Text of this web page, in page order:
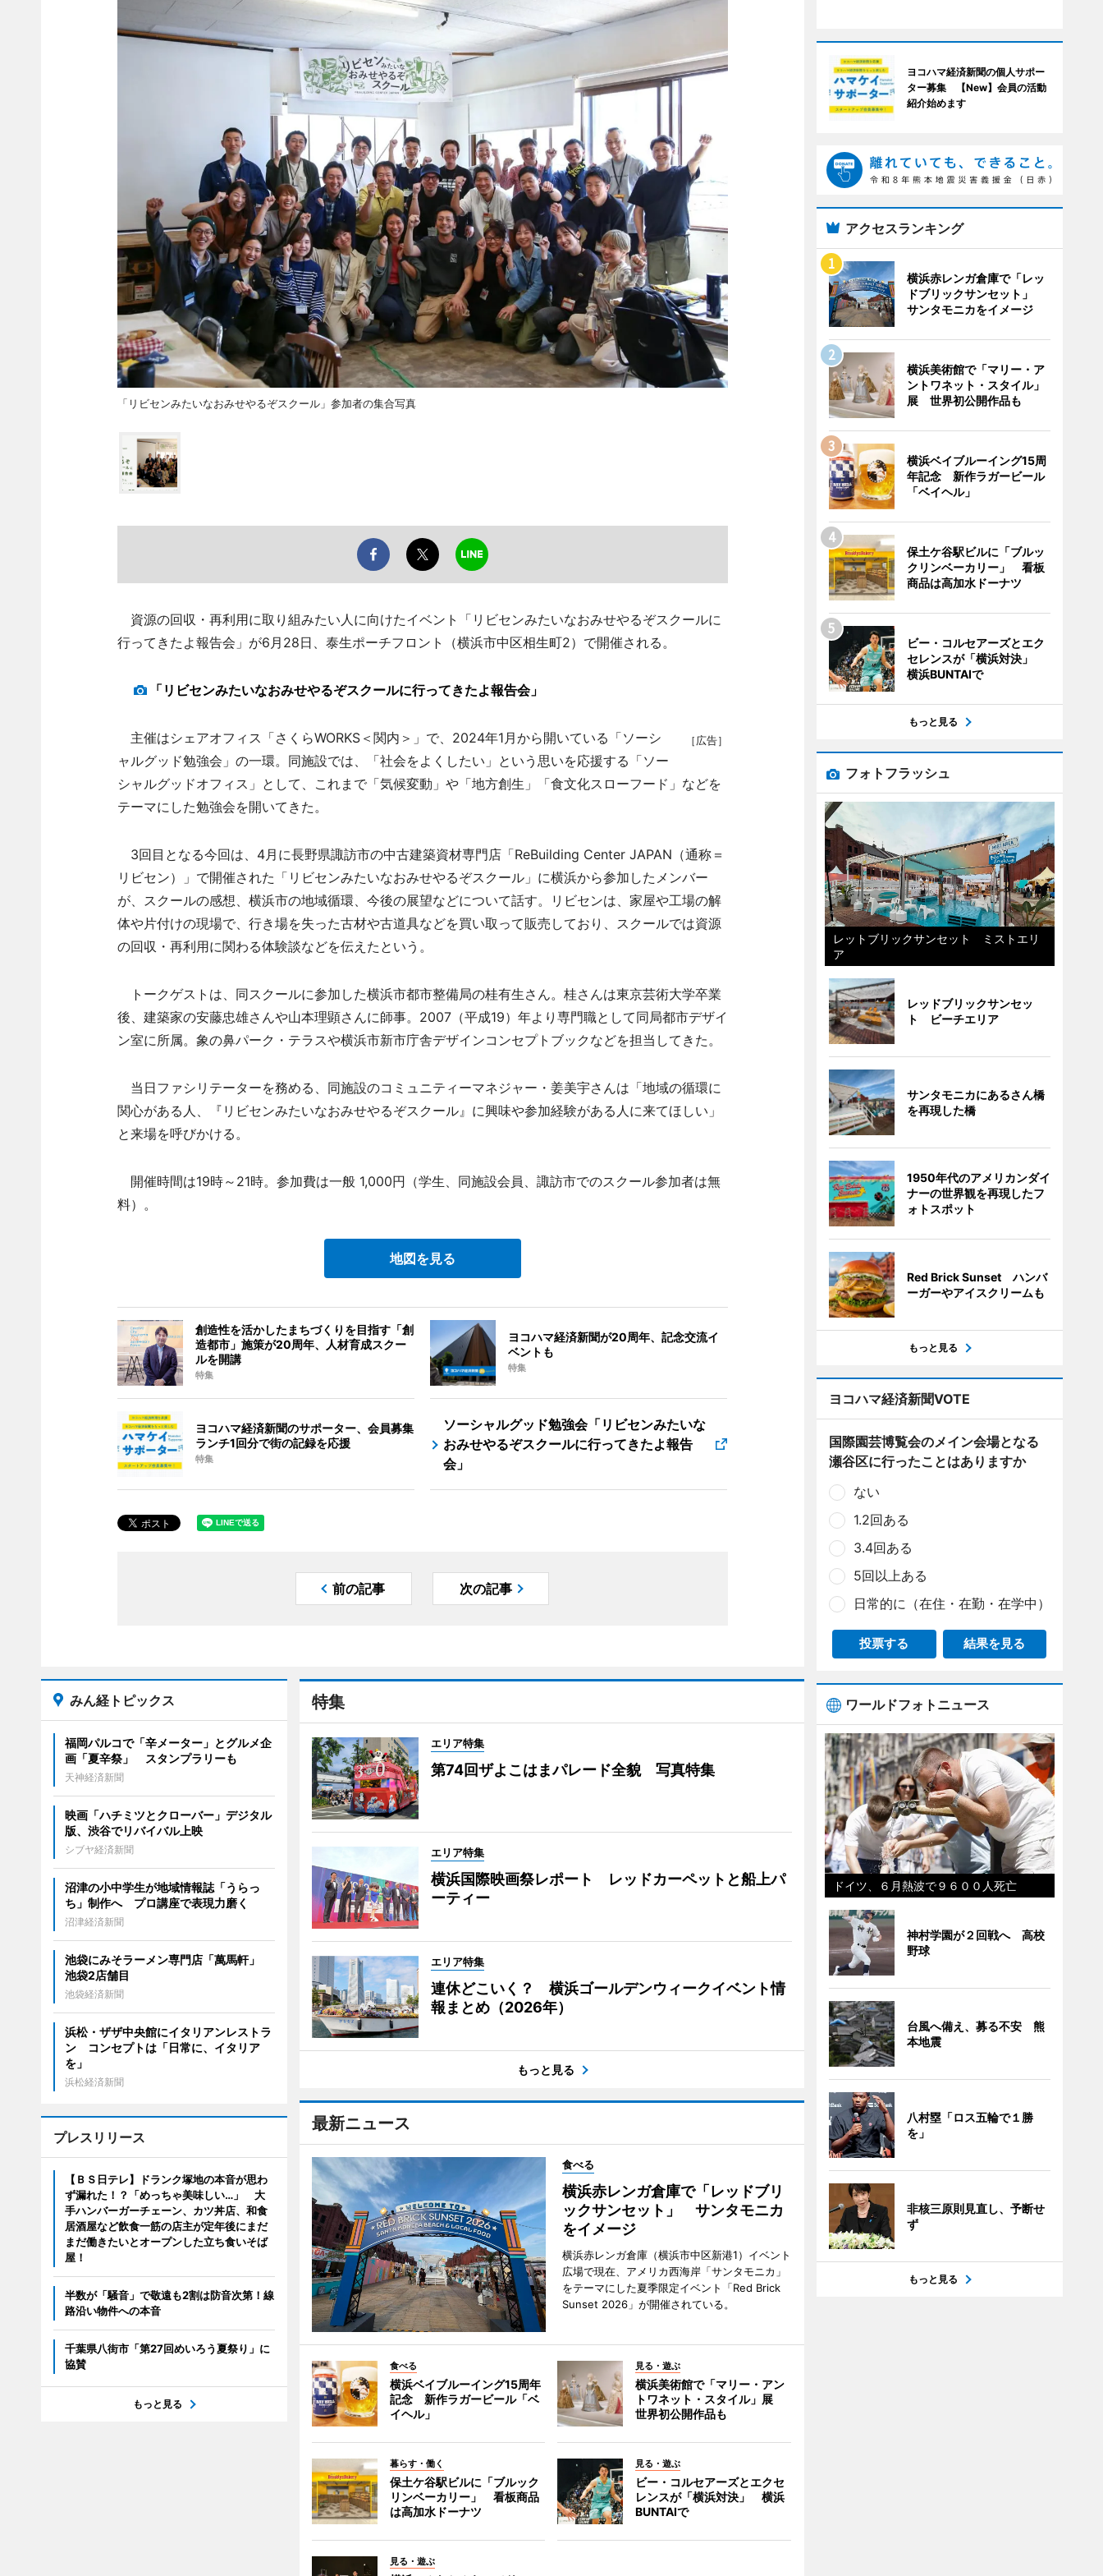
「リビセンみたいなおみせやるぞスクール」参加者の集合写真
資源の回収・再利用に取り組みたい人に向けたイベント「リビセンみたいなおみせやるぞスクールに
行ってきたよ報告会」が6月28日、泰生ポーチフロント（横浜市中区相生町2）で開催される。
「リビセンみたいなおみせやるぞスクールに行ってきたよ報告会」
［広告］
主催はシェアオフィス「さくらWORKS＜関内＞」で、2024年1月から開いている「ソーシ
ャルグッド勉強会」の一環。同施設では、「社会をよくしたい」という思いを応援する「ソー
シャルグッドオフィス」として、これまで「気候変動」や「地方創生」「食文化スローフード」などを
テーマにした勉強会を開いてきた。
3回目となる今回は、4月に長野県諏訪市の中古建築資材専門店「ReBuilding Center JAPAN（通称＝
リビセン）」で開催された「リビセンみたいなおみせやるぞスクール」に横浜から参加したメンバー
が、スクールの感想、横浜市の地域循環、今後の展望などについて話す。リビセンは、家屋や工場の解
体や片付けの現場で、行き場を失った古材や古道具などを買い取って販売しており、スクールでは資源
の回収・再利用に関わる体験談などを伝えたという。
トークゲストは、同スクールに参加した横浜市都市整備局の桂有生さん。桂さんは東京芸術大学卒業
後、建築家の安藤忠雄さんや山本理顕さんに師事。2007（平成19）年より専門職として同局都市デザイ
ン室に所属。象の鼻パーク・テラスや横浜市新市庁舎デザインコンセプトブックなどを担当してきた。
当日ファシリテーターを務める、同施設のコミュニティーマネジャー・姜美宇さんは「地域の循環に
関心がある人、『リビセンみたいなおみせやるぞスクール』に興味や参加経験がある人に来てほしい」
と来場を呼びかける。
開催時間は19時～21時。参加費は一般 1,000円（学生、同施設会員、諏訪市でのスクール参加者は無
料）。
地図を見る
創造性を活かしたまちづくりを目指す「創
造都市」施策が20周年、人材育成スクー
ルを開講
特集
ヨコハマ経済新聞が20周年、記念交流イ
ベントも
特集
ヨコハマ経済新聞のサポーター、会員募集
ランチ1回分で街の記録を応援
特集
ソーシャルグッド勉強会「リビセンみたいな
おみせやるぞスクールに行ってきたよ報告
会」
前の記事 次の記事
特集
エリア特集
第74回ザよこはまパレード全貌 写真特集
エリア特集
横浜国際映画祭レポート レッドカーペットと船上パ
ーティー
エリア特集
連休どこいく？ 横浜ゴールデンウィークイベント情
報まとめ（2026年）
もっと見る
最新ニュース
食べる
横浜赤レンガ倉庫で「レッドブリ
ックサンセット」 サンタモニカ
をイメージ
横浜赤レンガ倉庫（横浜市中区新港1）イベント
広場で現在、アメリカ西海岸「サンタモニカ」
をテーマにした夏季限定イベント「Red Brick
Sunset 2026」が開催されている。
食べる
横浜ベイブルーイング15周年
記念 新作ラガービール「ベ
イヘル」
見る・遊ぶ
横浜美術館で「マリー・アン
トワネット・スタイル」展
世界初公開作品も
暮らす・働く
保土ケ谷駅ビルに「ブルック
リンベーカリー」 看板商品
は高加水ドーナツ
見る・遊ぶ
ビー・コルセアーズとエクセ
レンスが「横浜対決」 横浜
BUNTAIで
見る・遊ぶ
みん経トピックス
福岡パルコで「辛メーター」とグルメ企
画「夏辛祭」 スタンプラリーも
天神経済新聞
映画「ハチミツとクローバー」デジタル
版、渋谷でリバイバル上映
シブヤ経済新聞
沼津の小中学生が地域情報誌「うらっ
ち」制作へ プロ講座で表現力磨く
沼津経済新聞
池袋にみそラーメン専門店「萬馬軒」
池袋2店舗目
池袋経済新聞
浜松・ザザ中央館にイタリアンレストラ
ン コンセプトは「日常に、イタリア
を」
浜松経済新聞
プレスリリース
【ＢＳ日テレ】ドランク塚地の本音が思わ
ず漏れた！？「めっちゃ美味しい…」 大
手ハンバーガーチェーン、カツ丼店、和食
居酒屋など飲食一筋の店主が定年後にまだ
まだ働きたいとオープンした立ち食いそば
屋！
半数が「騒音」で敬遠も2割は防音次第！線
路沿い物件への本音
千葉県八街市「第27回めいろう夏祭り」に
協賛
もっと見る
ヨコハマ経済新聞の個人サポー
ター募集 【New】会員の活動
紹介始めます
アクセスランキング
横浜赤レンガ倉庫で「レッ
ドブリックサンセット」
サンタモニカをイメージ
横浜美術館で「マリー・ア
ントワネット・スタイル」
展 世界初公開作品も
横浜ベイブルーイング15周
年記念 新作ラガービール
「ベイヘル」
保土ケ谷駅ビルに「ブルッ
クリンベーカリー」 看板
商品は高加水ドーナツ
ビー・コルセアーズとエク
セレンスが「横浜対決」
横浜BUNTAIで
もっと見る
フォトフラッシュ
レットブリックサンセット ミストエリ
ア
レッドブリックサンセッ
ト ビーチエリア
サンタモニカにあるさん橋
を再現した橋
1950年代のアメリカンダイ
ナーの世界観を再現したフ
ォトスポット
Red Brick Sunset ハンバ
ーガーやアイスクリームも
もっと見る
ヨコハマ経済新聞VOTE
国際園芸博覧会のメイン会場となる
瀬谷区に行ったことはありますか
ない
1.2回ある
3.4回ある
5回以上ある
日常的に（在住・在勤・在学中）
投票する 結果を見る
ワールドフォトニュース
ドイツ、６月熱波で９６００人死亡
神村学園が２回戦へ 高校
野球
台風へ備え、募る不安 熊
本地震
八村塁「ロス五輪で１勝
を」
非核三原則見直し、予断せ
ず
もっと見る